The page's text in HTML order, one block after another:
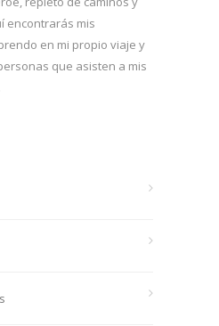
encontrarás mis
en mi propio viaje y
que asisten a mis